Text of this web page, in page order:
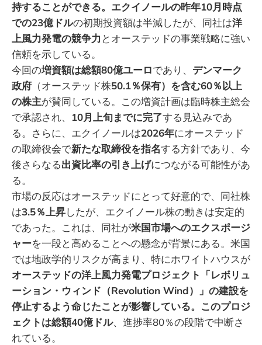
持することができる。エクイノールの昨年10月時点
での23億ドルの初期投資額は半減したが、同社は洋
上風力発電の競争力 とオーステッドの事業戦略に強い
信頼を示している。
今回の増資額は総額80億ユーロであり、 デンマーク
政府 （オーステッド株50.1％保有）を含む60％以上
の株主が賛同している。この増資計画は臨時株主総会
で承認され、 10月上旬までに完了する見込みであ
る。さらに、エクイノールは2026年にオーステッド
の取締役会で新たな取締役を指名する方針であり、今
後さらなる出資比率の引き上げにつながる可能性があ
る。
市場の反応はオーステッドにとって好意的で、同社株
は3.5％上昇したが、エクイノール株の動きは安定的
であった。これは、同社が米国市場へのエクスポージ
ャーを一段と高めることへの懸念が背景にある。米国
では地政学的リスクが高まり、特にホワイトハウスが
オーステッドの洋上風力発電プロジェクト「レボリュ
ーション・ウィンド（Revolution Wind）」の建設を
停止するよう命じたことが影響している。このプロジ
ェクトは総額40億ドル、進捗率80％の段階で中断さ
れている。